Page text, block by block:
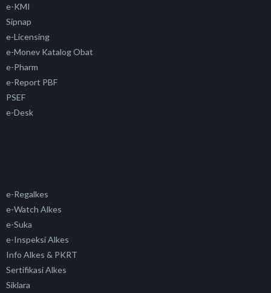
e-KMI
Sipnap
e-Licensing
e-Monev Katalog Obat
e-Pharm
e-Report PBF
PSEF
e-Desk
e-Regalkes
e-Watch Alkes
e-Suka
e-Inspeksi Alkes
Info Alkes & PKRT
Sertifikasi Alkes
Siklara